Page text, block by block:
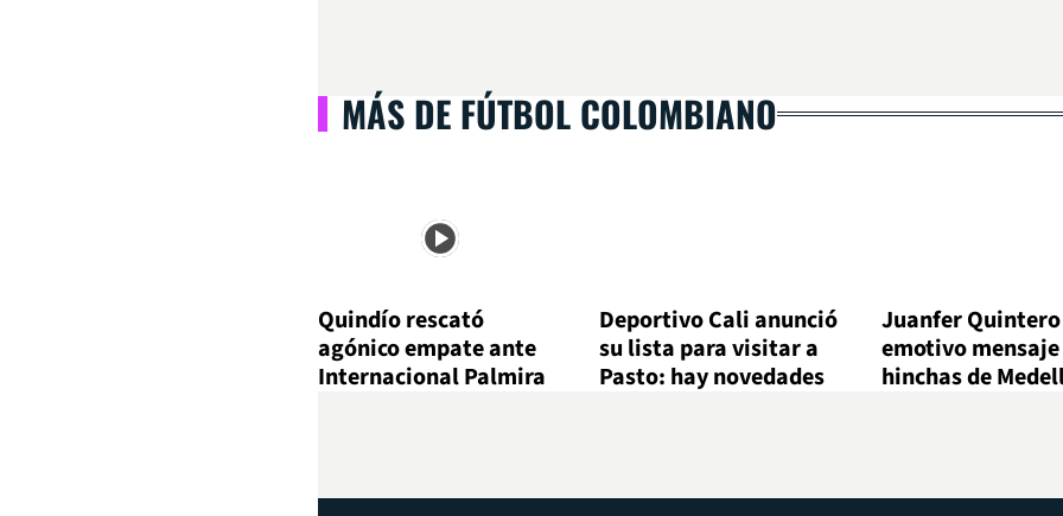
MÁS DE FÚTBOL COLOMBIANO
Quindío rescató
agónico empate ante
Internacional Palmira
Deportivo Cali anunció
su lista para visitar a
Pasto: hay novedades
Juanfer
emotivo
hinchas de